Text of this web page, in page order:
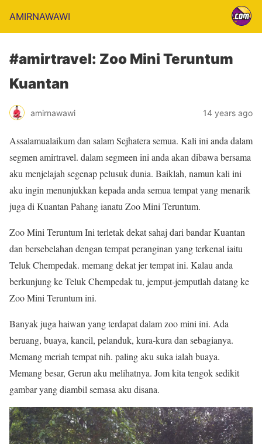
AMIRNAWAWI
#amirtravel: Zoo Mini Teruntum
Kuantan
amirnawawi 14 years ago
Assalamualaikum dan salam Sejhatera semua. Kali ini anda dalam
segmen amirtravel. dalam segmeen ini anda akan dibawa bersama
aku menjelajah segenap pelusuk dunia. Baiklah, namun kali ini
aku ingin menunjukkan kepada anda semua tempat yang menarik
juga di Kuantan Pahang ianatu Zoo Mini Teruntum.
Zoo Mini Teruntum Ini terletak dekat sahaj dari bandar Kuantan
dan bersebelahan dengan tempat peranginan yang terkenal iaitu
Teluk Chempedak. memang dekat jer tempat ini. Kalau anda
berkunjung ke Teluk Chempedak tu, jemput-jemputlah datang ke
Zoo Mini Teruntum ini.
Banyak juga haiwan yang terdapat dalam zoo mini ini. Ada
beruang, buaya, kancil, pelanduk, kura-kura dan sebagianya.
Memang meriah tempat nih. paling aku suka ialah buaya.
Memang besar, Gerun aku melihatnya. Jom kita tengok sedikit
gambar yang diambil semasa aku disana.